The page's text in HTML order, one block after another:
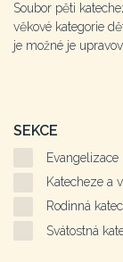
Soubor pěti
věkové kategorie
je možné je
SEKCE
Evangelizace
Katecheze a
Rodinná
Svátostná